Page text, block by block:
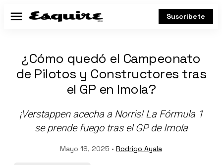
Menú Suscríbete
¿Cómo quedó el Campeonato
de Pilotos y Constructores tras
el GP en Imola?
¡Verstappen acecha a Norris! La Fórmula 1
se prende fuego tras el GP de Imola
Mayo 18, 2025 • Rodrigo Ayala